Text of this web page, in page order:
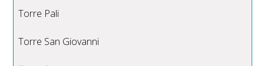
Torre Pali
Torre San Giovanni